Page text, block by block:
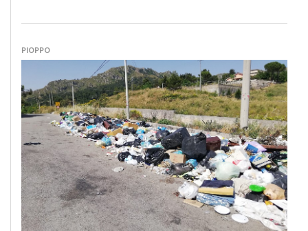
PIOPPO